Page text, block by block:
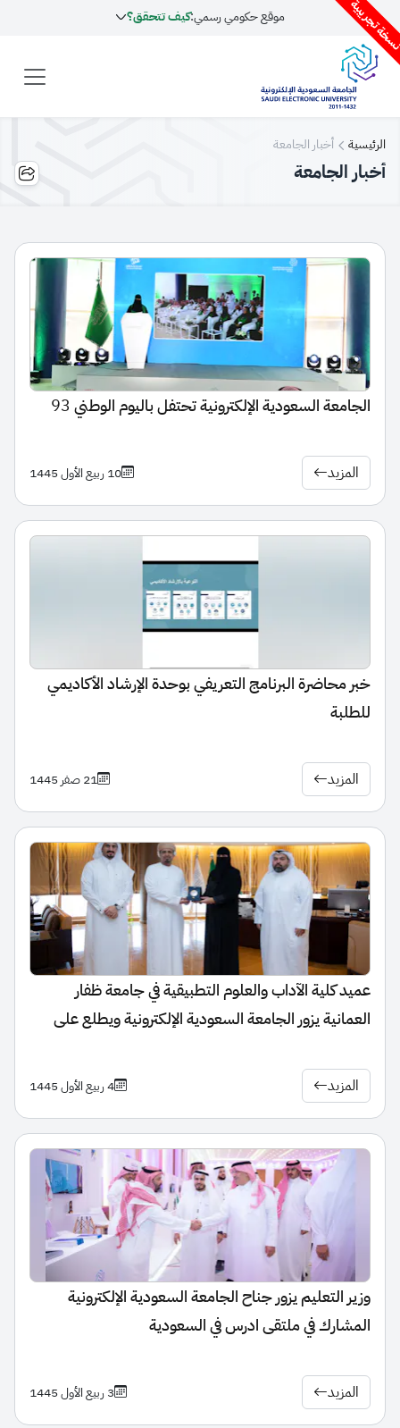
تجريبية موقع حكومي رسمي:كيف تتحقق؟
الرئيسية أخبار الجامعة
أخبار الجامعة
الجامعة السعودية الإلكترونية تحتفل باليوم الوطني 93
المزيد 10 ربيع الأول 1445
خبر محاضرة البرنامج التعريفي بوحدة الإرشاد الأكاديمي
للطلبة
المزيد 21 صفر 1445
عميد كلية الآداب والعلوم التطبيقية في جامعة ظفار
العمانية يزور الجامعة السعودية الإلكترونية ويطلع على
المزيد 4 ربيع الأول 1445
وزير التعليم يزور جناح الجامعة السعودية الإلكترونية
المشارك في ملتقى ادرس في السعودية
المزيد 3 ربيع الأول 1445